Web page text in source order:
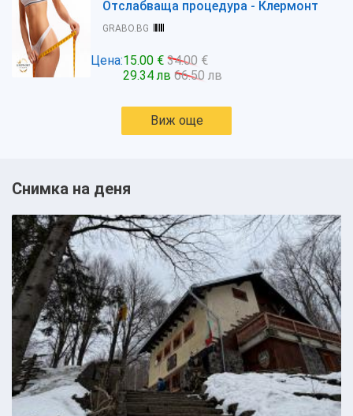
Отслабваща процедура - Клермонт
GRABO.BG
Цена:15.00 € 34.00 €
29.34 лв 66.50 лв
Виж още
Снимка на деня